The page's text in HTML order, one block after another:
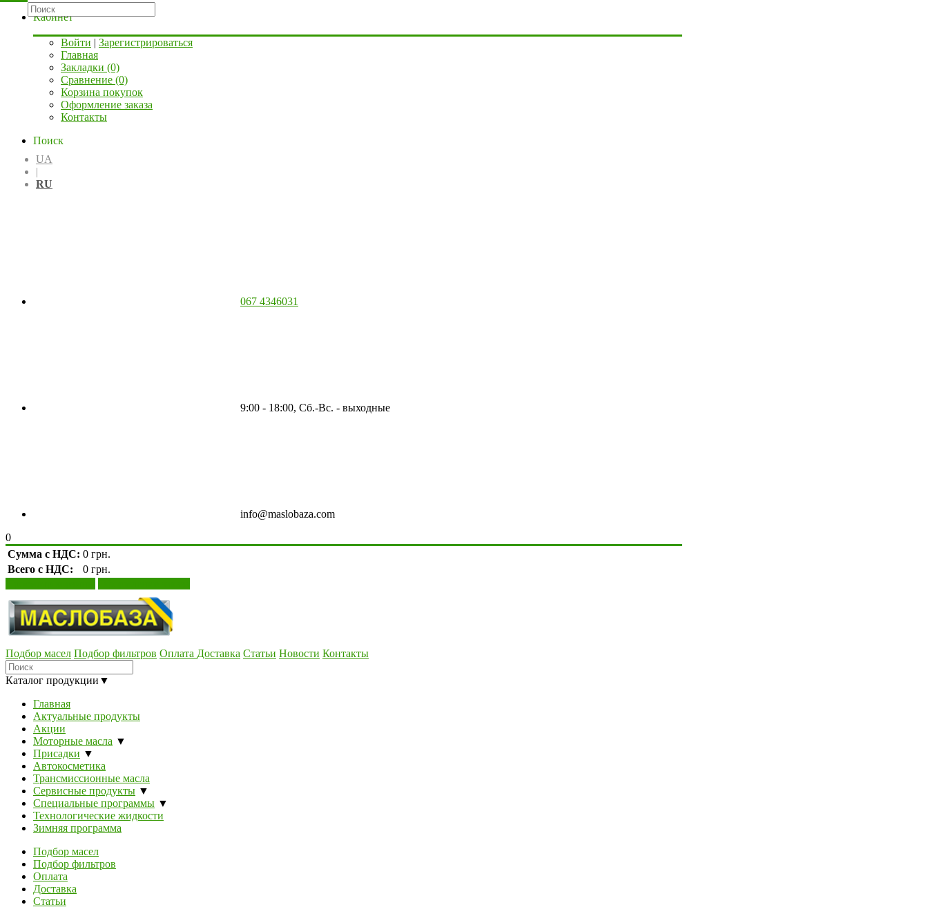
Кабинет
Войти | Зарегистрироваться
Главная
Закладки (0)
Сравнение (0)
Корзина покупок
Оформление заказа
Контакты
Поиск
UA
|
RU
067 4346031
9:00 - 18:00, Сб.-Вс. - выходные
info@maslobaza.com
0
Сумма с НДС: 0 грн.
Всего с НДС:
0 грн.
Подбор масел Подбор фильтров Оплата Доставка Статьи Новости Контакты
Каталог продукции ▼
Главная
Актуальные продукты
Акции
Моторные масла ▼
Присадки ▼
Автокосметика
Трансмиссионные масла
Сервисные продукты ▼
Специальные программы ▼
Технологические жидкости
Зимняя программа
Подбор масел
Подбор фильтров
Оплата
Доставка
Статьи